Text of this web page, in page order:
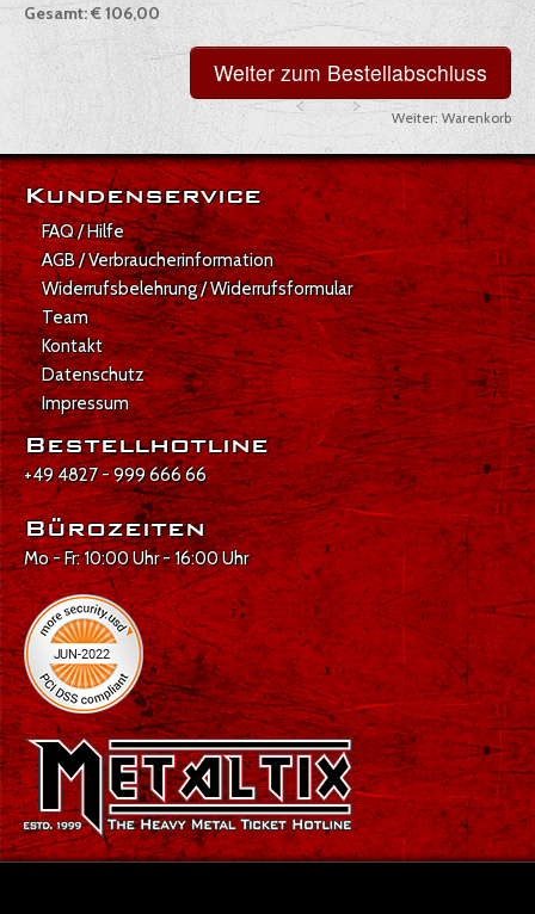
Gesamt:€ 106,00
Weiter: Warenkorb
Gesamt: € 106,00
Kundenservice
FAQ / Hilfe
AGB / Verbraucherinformation
Widerrufsbelehrung / Widerrufsformular
Team
Kontakt
Datenschutz
Impressum
Bestellhotline
+49 4827 - 999 666 66
Bürozeiten
Mo - Fr: 10:00 Uhr - 16:00 Uhr